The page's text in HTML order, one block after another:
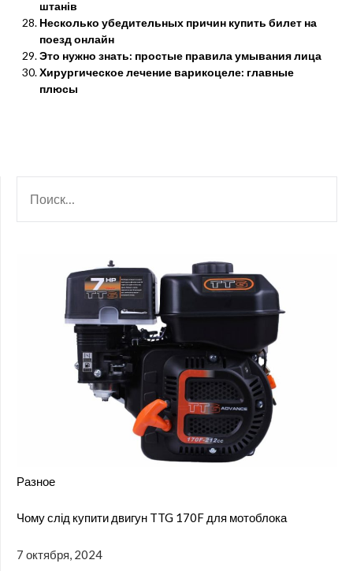
штанів
Несколько убедительных причин купить билет на
поезд онлайн
Это нужно знать: простые правила умывания лица
Хирургическое лечение варикоцеле: главные
плюсы
Разное
Чому слід купити двигун TTG 170F для мотоблока
7 октября, 2024